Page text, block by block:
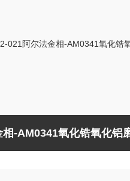
相-AM0341氧化锆氧化铝